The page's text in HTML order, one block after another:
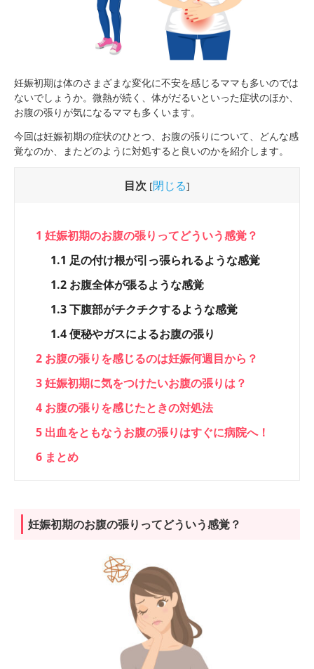
妊娠初期は体のさまざまな変化に不安を感じるママも多いのでは
ないでしょうか。微熱が続く、体がだるいといった症状のほか、
お腹の張りが気になるママも多くいます。
今回は妊娠初期の症状のひとつ、お腹の張りについて、どんな感
覚なのか、またどのように対処すると良いのかを紹介します。
目次 [閉じる]
1 妊娠初期のお腹の張りってどういう感覚？
1.1 足の付け根が引っ張られるような感覚
1.2 お腹全体が張るような感覚
1.3下腹部がチクチクするような感覚
1.4便秘やガスによるお腹の張り
2 お腹の張りを感じるのは妊娠何週目から？
3妊娠初期に気をつけたいお腹の張りは？
4 お腹の張りを感じたときの対処法
5 出血をともなうお腹の張りはすぐに病院へ！
6 まとめ
妊娠初期のお腹の張りってどういう感覚？